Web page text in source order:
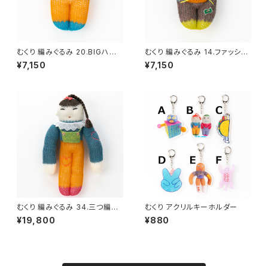
むくり 編みぐるみ 20.BIGハート
セーター
¥7,150
むくり 編みぐるみ 14.ファッショ
ニスタ
¥7,150
むくり 編みぐるみ 34.三つ編み
ちゃん
¥19,800
むくり アクリルキーホルダー
¥880